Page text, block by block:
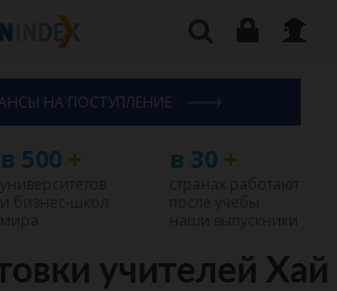
НА ПОСТУПЛЕНИЕ
в 500 + в 30+
учителей Хай